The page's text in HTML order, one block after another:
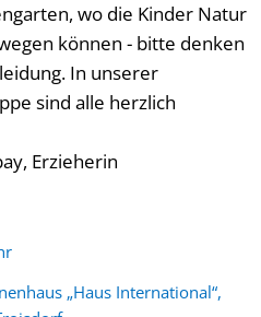
wo die Kinder Natur
können - bitte denken
In unserer
sind alle herzlich
Erzieherin
„Haus International“,